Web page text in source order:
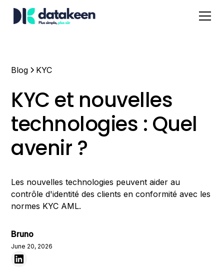
Blog KYC
KYC et nouvelles
technologies : Quel
avenir ?
Les nouvelles technologies peuvent aider au
contrôle d'identité des clients en conformité avec les
normes KYC AML.
Bruno
June 20, 2026